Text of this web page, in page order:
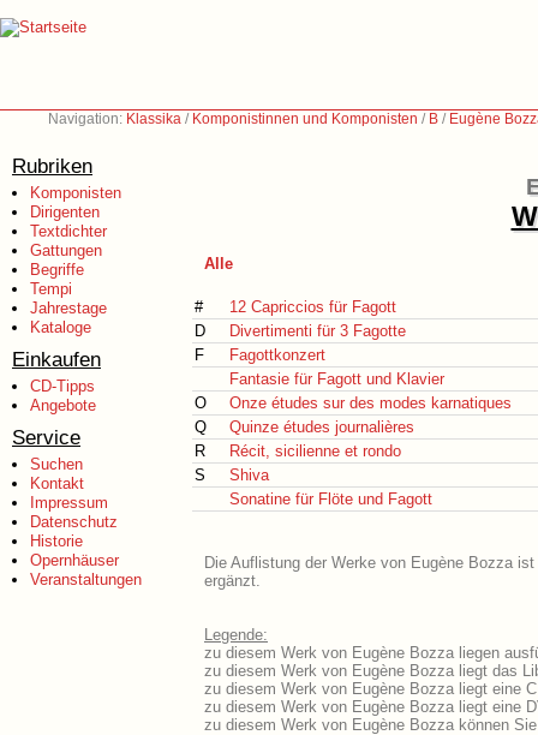
Navigation: Klassika / Komponistinnen und Komponisten / B / Eugène
Rubriken
Komponisten
Dirigenten
Textdichter
Gattungen
Begriffe
Tempi
Jahrestage
Kataloge
Einkaufen
CD-Tipps
Angebote
Service
Suchen
Kontakt
Impressum
Datenschutz
Historie
Opernhäuser
Veranstaltungen
Alle
#
12 Capriccios für Fagott
D
Divertimenti für 3 Fagotte
F
Fagottkonzert
Fantasie für Fagott und Klavier
O
Onze études sur des modes karnatiques
Q
Quinze études journalières
R
Récit, sicilienne et rondo
S
Shiva
Sonatine für Flöte und Fagott
Die Auflistung der Werke von Eugène Bozza
ergänzt.
Legende:
zu diesem Werk von Eugène Bozza liegen
zu diesem Werk von Eugène Bozza liegt das
zu diesem Werk von Eugène Bozza liegt eine
zu diesem Werk von Eugène Bozza liegt eine
zu diesem Werk von Eugène Bozza können